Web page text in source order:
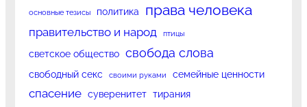
основные тезисы политика права человека
правительство и народ птицы
светское общество свобода слова
свободный секс своими руками семейные ценности
спасение суверенитет тирания